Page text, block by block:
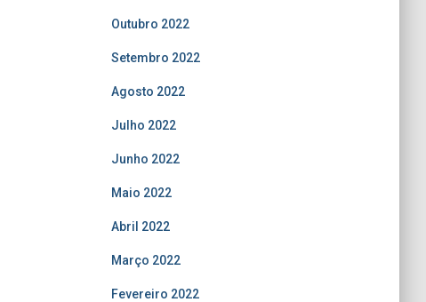
Outubro 2022
Setembro 2022
Agosto 2022
Julho 2022
Junho 2022
Maio 2022
Abril 2022
Março 2022
Fevereiro 2022